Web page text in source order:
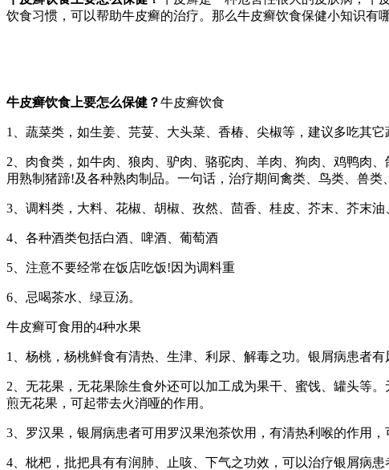
饮食习惯，可以帮助牛皮癣的治疗。那么牛皮癣饮食保健小知识有
牛皮癣饮食上要怎么保健？牛皮癣饮食
1、蔬菜类，如生姜、芫荽、大头菜、香椿、尖椒等，建议多吃其它
2、肉食类，如牛肉、狼肉、驴肉、骆驼肉、羊肉、狗肉、鸡鸭肉
用熟制猪蹄!及各种熟肉制品。一句话，治疗期间禽类、鸟类、兽类
3、调料类，大料、花椒、胡椒、孜然、茴香、桂皮、芥末、芥末油
4、各种酒类包括白酒、啤酒、葡萄酒
5、注意不要经常在饭店吃饭!因为调料重
6、忌喝茶水、绿豆汤。
牛皮癣可食用的4种水果
1、杨桃，杨桃鲜食有清热、生津、利尿、解毒之功。银屑病患者
2、无花果，无花果除生食外还可以加工成为果干、蜜饯、罐头等
煎无花果，可起带去火消哑的作用。
3、罗汉果，银屑病患者可用罗汉果泡茶饮用，有清热利喉的作用
4、枇杷，批把具有有润肺、止咳、下气之功效，可以治疗银屑病